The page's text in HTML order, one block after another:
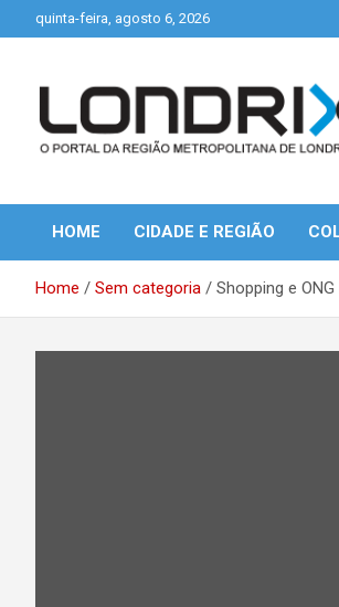
to
quinta-feira, agosto 6, 2026
Londrix
HOME CIDADE E REGIÃO
Home Sem categoria Shopping e